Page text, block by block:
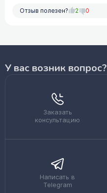
Отзыв полезен? 2 0
У вас возник вопрос?
Заказать
консультацию
Написать в
Telegram